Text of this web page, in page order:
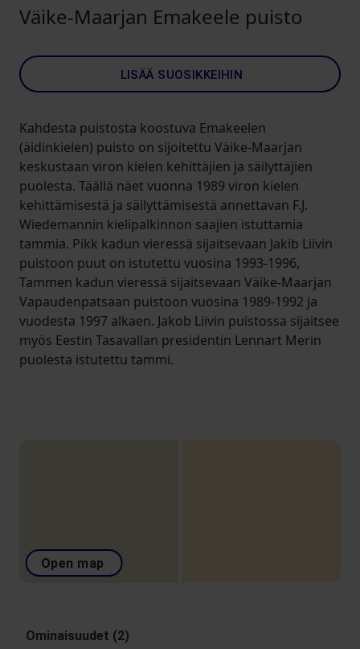
Väike-Maarjan Emakeele puisto
LISÄÄ SUOSIKKEIHIN
Kahdesta puistosta koostuva Emakeelen
(äidinkielen) puisto on sijoitettu Väike-Maarjan
keskustaan viron kielen kehittäjien ja säilyttäjien
puolesta. Täällä näet vuonna 1989 viron kielen
kehittämisestä ja säilyttämisestä annettavan F.J.
Wiedemannin kielipalkinnon saajien istuttamia
tammia. Pikk kadun vieressä sijaitsevaan Jakib Liivin
puistoon puut on istutettu vuosina 1993-1996,
Tammen kadun vieressä sijaitsevaan Väike-Maarjan
Vapaudenpatsaan puistoon vuosina 1989-1992 ja
vuodesta 1997 alkaen. Jakob Liivin puistossa sijaitsee
myös Eestin Tasavallan presidentin Lennart Merin
puolesta istutettu tammi.
Open map
Ominaisuudet (2)